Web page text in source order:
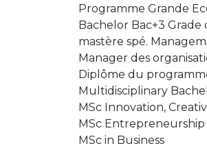
Programme Grande
Bachelor Bac+3 Grade
mastère spé.
Manager des
Diplôme du
Multidisciplinary
MSc Innovation,
MSc Entrepreneurship
MSc in Business